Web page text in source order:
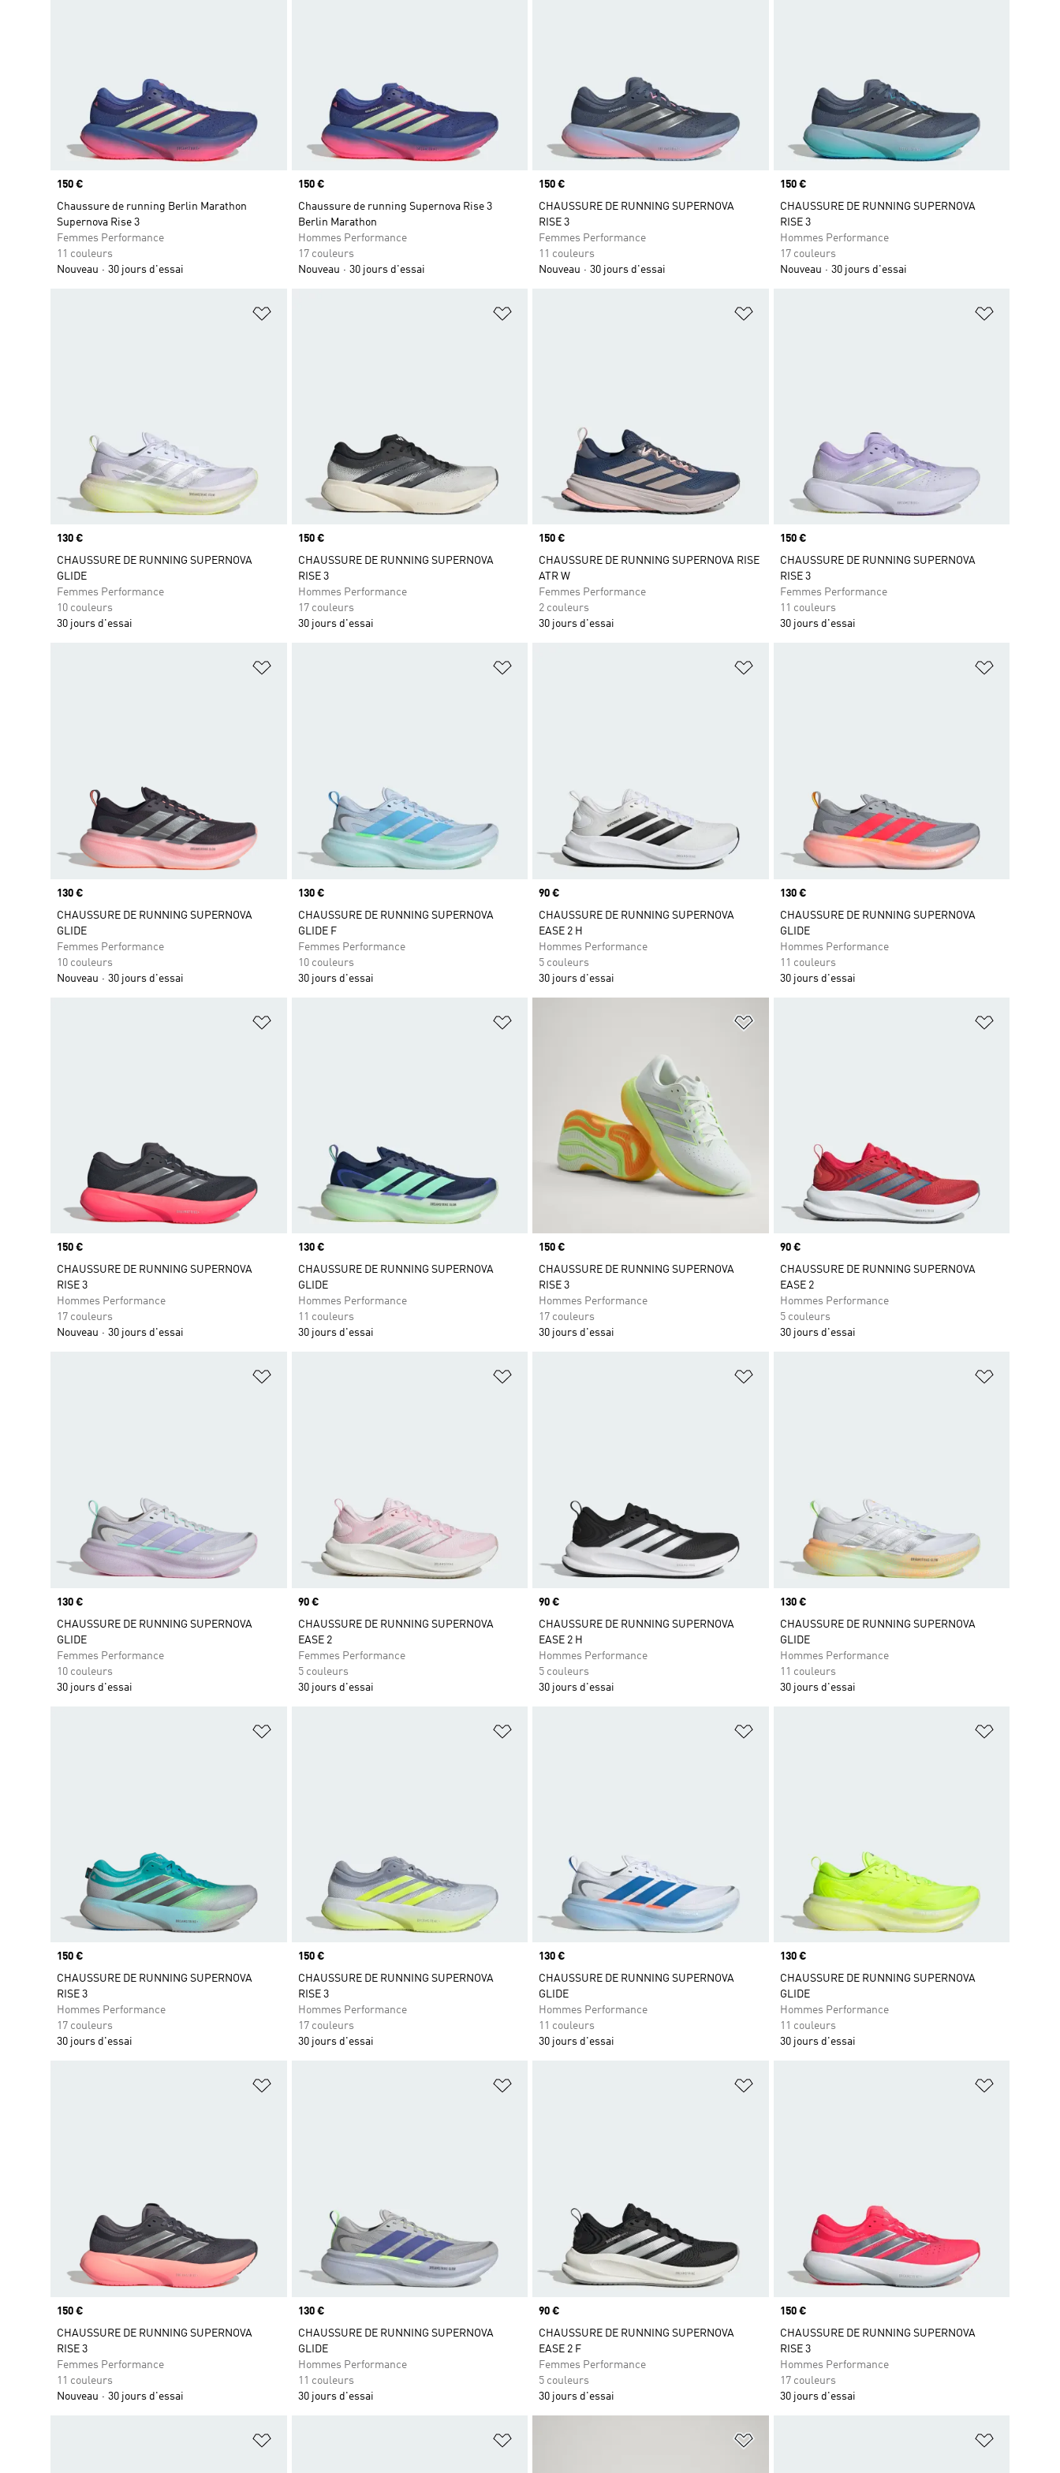
Prix
150 €
Chaussure de running Berlin Marathon
Supernova Rise 3
Femmes Performance
11 couleurs
Nouveau
30 jours d'essai
Prix
150 €
Chaussure de running Supernova Rise 3
Berlin Marathon
Hommes Performance
17 couleurs
Nouveau
30 jours d'essai
Prix
150 €
CHAUSSURE DE RUNNING SUPERNOVA
RISE 3
Femmes Performance
11 couleurs
Nouveau
30 jours d'essai
Prix
150 €
CHAUSSURE DE RUNNING SUPERNOVA
RISE 3
Hommes Performance
17 couleurs
Nouveau
30 jours d'essai
Prix
130 €
CHAUSSURE DE RUNNING SUPERNOVA
GLIDE
Femmes Performance
10 couleurs
30 jours d'essai
Prix
150 €
CHAUSSURE DE RUNNING SUPERNOVA
RISE 3
Hommes Performance
17 couleurs
30 jours d'essai
Prix
150 €
CHAUSSURE DE RUNNING SUPERNOVA RISE
ATR W
Femmes Performance
2 couleurs
30 jours d'essai
Prix
150 €
CHAUSSURE DE RUNNING SUPERNOVA
RISE 3
Femmes Performance
11 couleurs
30 jours d'essai
Prix
130 €
CHAUSSURE DE RUNNING SUPERNOVA
GLIDE
Femmes Performance
10 couleurs
Nouveau
30 jours d'essai
Prix
130 €
CHAUSSURE DE RUNNING SUPERNOVA
GLIDE F
Femmes Performance
10 couleurs
30 jours d'essai
Prix
90 €
CHAUSSURE DE RUNNING SUPERNOVA
EASE 2 H
Hommes Performance
5 couleurs
30 jours d'essai
Prix
130 €
CHAUSSURE DE RUNNING SUPERNOVA
GLIDE
Hommes Performance
11 couleurs
30 jours d'essai
Prix
150 €
CHAUSSURE DE RUNNING SUPERNOVA
RISE 3
Hommes Performance
17 couleurs
Nouveau
30 jours d'essai
Prix
130 €
CHAUSSURE DE RUNNING SUPERNOVA
GLIDE
Hommes Performance
11 couleurs
30 jours d'essai
Prix
150 €
CHAUSSURE DE RUNNING SUPERNOVA
RISE 3
Hommes Performance
17 couleurs
30 jours d'essai
Prix
90 €
CHAUSSURE DE RUNNING SUPERNOVA
EASE 2
Hommes Performance
5 couleurs
30 jours d'essai
Prix
130 €
CHAUSSURE DE RUNNING SUPERNOVA
GLIDE
Femmes Performance
10 couleurs
30 jours d'essai
Prix
90 €
CHAUSSURE DE RUNNING SUPERNOVA
EASE 2
Femmes Performance
5 couleurs
30 jours d'essai
Prix
90 €
CHAUSSURE DE RUNNING SUPERNOVA
EASE 2 H
Hommes Performance
5 couleurs
30 jours d'essai
Prix
130 €
CHAUSSURE DE RUNNING SUPERNOVA
GLIDE
Hommes Performance
11 couleurs
30 jours d'essai
Prix
150 €
CHAUSSURE DE RUNNING SUPERNOVA
RISE 3
Hommes Performance
17 couleurs
30 jours d'essai
Prix
150 €
CHAUSSURE DE RUNNING SUPERNOVA
RISE 3
Hommes Performance
17 couleurs
30 jours d'essai
Prix
130 €
CHAUSSURE DE RUNNING SUPERNOVA
GLIDE
Hommes Performance
11 couleurs
30 jours d'essai
Prix
130 €
CHAUSSURE DE RUNNING SUPERNOVA
GLIDE
Hommes Performance
11 couleurs
30 jours d'essai
Prix
150 €
CHAUSSURE DE RUNNING SUPERNOVA
RISE 3
Femmes Performance
11 couleurs
Nouveau
30 jours d'essai
Prix
130 €
CHAUSSURE DE RUNNING SUPERNOVA
GLIDE
Hommes Performance
11 couleurs
30 jours d'essai
Prix
90 €
CHAUSSURE DE RUNNING SUPERNOVA
EASE 2 F
Femmes Performance
5 couleurs
30 jours d'essai
Prix
150 €
CHAUSSURE DE RUNNING SUPERNOVA
RISE 3
Hommes Performance
17 couleurs
30 jours d'essai